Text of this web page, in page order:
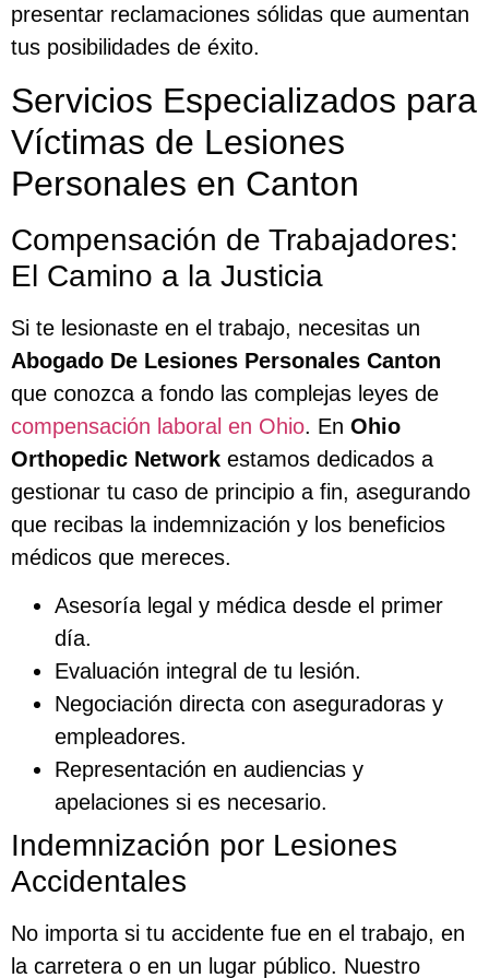
presentar reclamaciones sólidas que aumentan
tus posibilidades de éxito.
Servicios Especializados para
Víctimas de Lesiones
Personales en Canton
Compensación de Trabajadores:
El Camino a la Justicia
Si te lesionaste en el trabajo, necesitas un
Abogado De Lesiones Personales Canton
que conozca a fondo las complejas leyes de
compensación laboral en Ohio. En Ohio
Orthopedic Network estamos dedicados a
gestionar tu caso de principio a fin, asegurando
que recibas la indemnización y los beneficios
médicos que mereces.
Asesoría legal y médica desde el primer
día.
Evaluación integral de tu lesión.
Negociación directa con aseguradoras y
empleadores.
Representación en audiencias y
apelaciones si es necesario.
Indemnización por Lesiones
Accidentales
No importa si tu accidente fue en el trabajo, en
la carretera o en un lugar público. Nuestro